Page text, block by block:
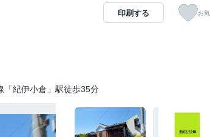
「紀伊小倉」駅徒歩35分
印刷する お